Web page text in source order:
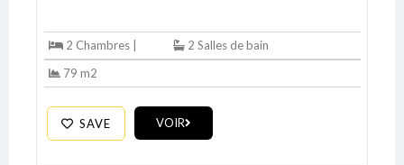
2 Chambres |
2 Salles de bain
79 m2
SAVE VOIR